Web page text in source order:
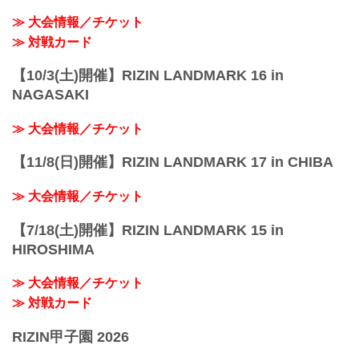
≫ 大会情報／チケット
≫ 対戦カード
【10/3(土)開催】RIZIN LANDMARK 16 in
NAGASAKI
≫ 大会情報／チケット
【11/8(日)開催】RIZIN LANDMARK 17 in CHIBA
≫ 大会情報／チケット
【7/18(土)開催】RIZIN LANDMARK 15 in
HIROSHIMA
≫ 大会情報／チケット
≫ 対戦カード
RIZIN甲子園 2026